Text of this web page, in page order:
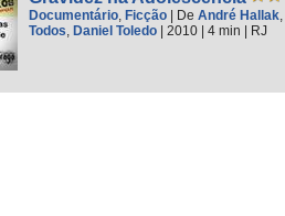
Documentário, Ficção De André Hallak,
Todos, Daniel Toledo | 2010 | 4 min RJ